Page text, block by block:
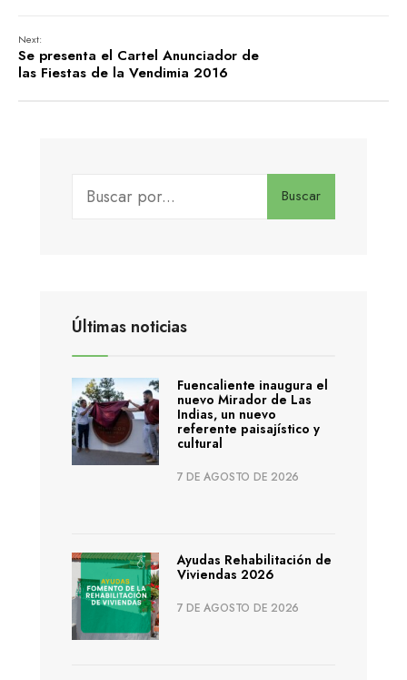
Next:
Se presenta el Cartel Anunciador de
las Fiestas de la Vendimia 2016
Buscar
Últimas noticias
Fuencaliente inaugura el
nuevo Mirador de Las
Indias, un nuevo
referente paisajístico y
cultural
7 DE AGOSTO DE 2026
Ayudas Rehabilitación de
Viviendas 2026
7 DE AGOSTO DE 2026